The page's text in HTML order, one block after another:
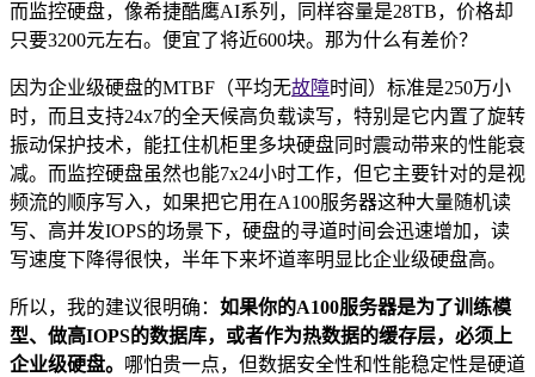
而监控硬盘，像希捷酷鹰AI系列，同样容量是28TB，价格却
只要3200元左右。便宜了将近600块。那为什么有差价？
因为企业级硬盘的MTBF（平均无故障时间）标准是250万小
时，而且支持24x7的全天候高负载读写，特别是它内置了旋转
振动保护技术，能扛住机柜里多块硬盘同时震动带来的性能衰
减。而监控硬盘虽然也能7x24小时工作，但它主要针对的是视
频流的顺序写入，如果把它用在A100服务器这种大量随机读
写、高并发IOPS的场景下，硬盘的寻道时间会迅速增加，读
写速度下降得很快，半年下来坏道率明显比企业级硬盘高。
所以，我的建议很明确： 如果你的A100服务器是为了训练模
型、做高IOPS的数据库，或者作为热数据的缓存层，必须上
企业级硬盘。 哪怕贵一点，但数据安全性和性能稳定性是硬道